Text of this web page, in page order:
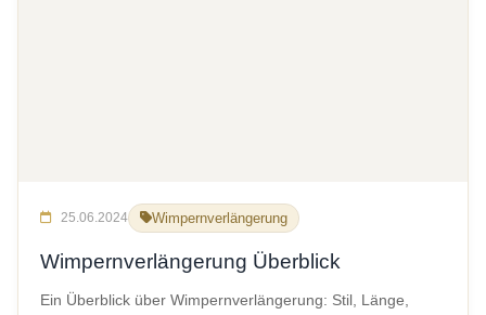
25.06.2024 Wimpernverlängerung
Wimpernverlängerung Überblick
Ein Überblick über Wimpernverlängerung: Stil, Länge,